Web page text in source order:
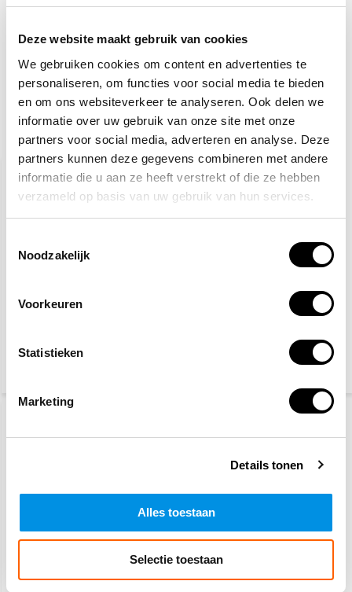
Deze website maakt gebruik van cookies
We gebruiken cookies om content en advertenties te
personaliseren, om functies voor social media te bieden
en om ons websiteverkeer te analyseren. Ook delen we
informatie over uw gebruik van onze site met onze
partners voor social media, adverteren en analyse. Deze
partners kunnen deze gegevens combineren met andere
informatie die u aan ze heeft verstrekt of die ze hebben
verzameld op basis van uw gebruik van hun services.
Noodzakelijk
Voorkeuren
Statistieken
Marketing
Details tonen
Alles toestaan
Selectie toestaan
Je bespaart:(20% Korting)
Toevoegen aan winkelwagen
Gerelateerde producten
Veiligheidsschoenen S3
27,50
Gele hesjes 25-pack
PSP
werkhandschoenen
BHV hesje oranje - 25
hesjes